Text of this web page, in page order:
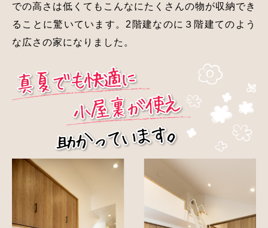
での高さは低くてもこんなにたくさんの物が収納でき
ることに驚いています。2階建なのに３階建てのよう
な広さの家になりました。